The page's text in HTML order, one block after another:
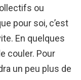
ou
pour soi, c’est
En quelques
couler. Pour
un peu plus de